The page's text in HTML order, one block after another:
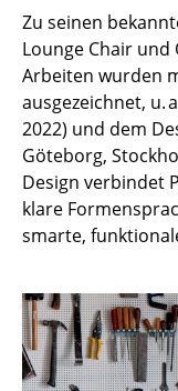
Sideboards &
TV Möbel
Beistell- &
Barmöbel
Garderoben
... alle
Licht
Zu seinen
Lounge Chair
Arbeiten wurden
ausgezeichnet, u.
2022) und dem
Göteborg,
Design verbindet
klare
smarte,